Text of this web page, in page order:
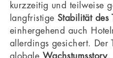
kurzzeitig und teilweise
langfristige Stabilität des
einhergehend auch
allerdings gesichert. Der
globale Wachstumsstory.